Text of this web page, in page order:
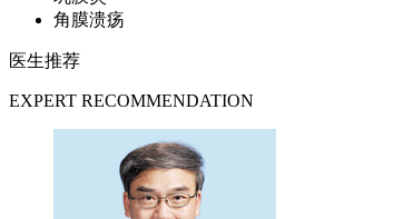
角膜溃疡
医生推荐
EXPERT RECOMMENDATION